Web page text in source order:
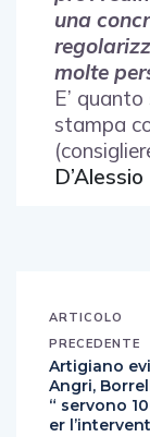
una
molte
E’
stampa
D’Alessio
ARTICOLO
PRECEDENTE
Artigiano
Angri,
“ servono
er